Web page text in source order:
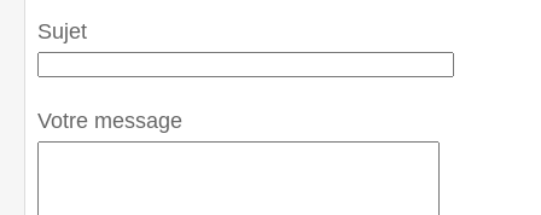
Sujet
Votre message